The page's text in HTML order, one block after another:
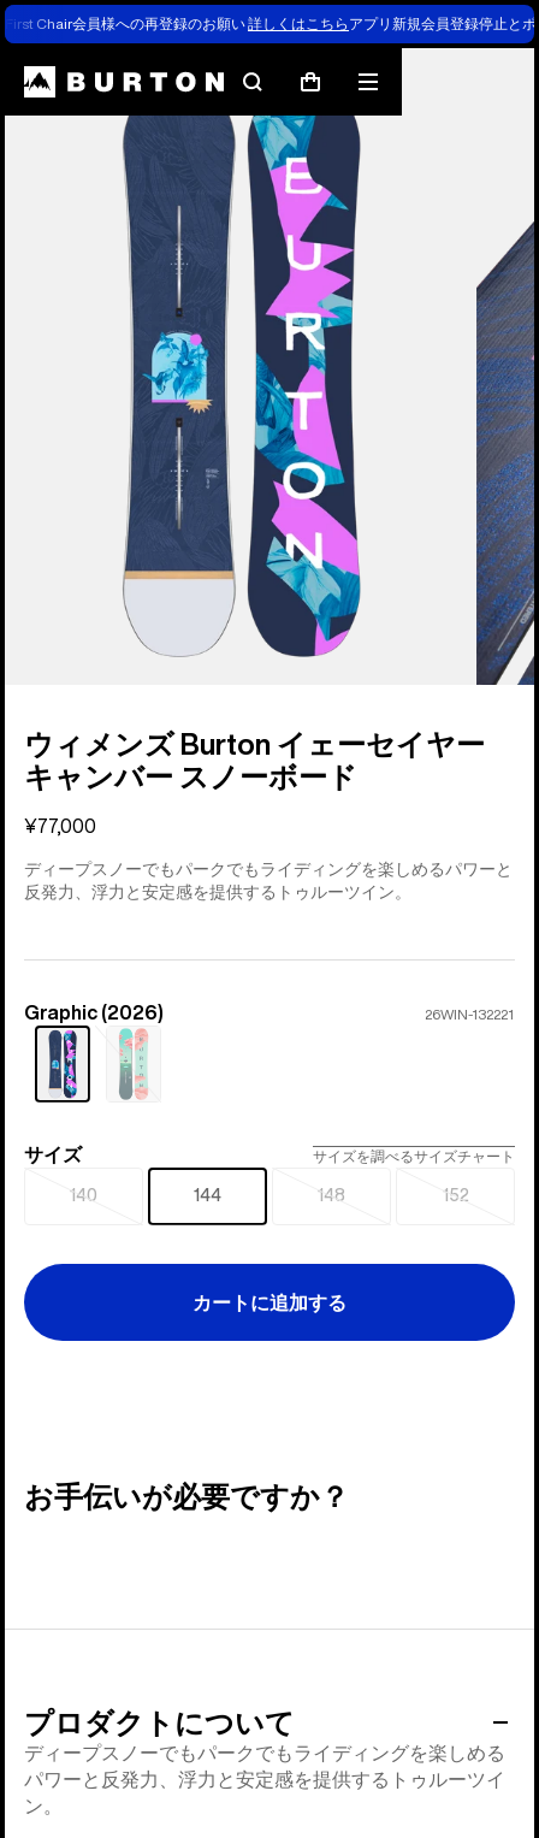
First Chair会員様への再登録のお願い詳しくはこちら アプリ新規会員登録停止と
検
索
カ
ー
メ
ニ
Burtonの専門家による解説
ウィメンズ Burton イェーセイヤー
キャンバー スノーボード
¥77,000
ディープスノーでもパークでもライディングを楽しめるパワーと
反発力、浮力と安定感を提供するトゥルーツイン。
カ
Graphic (2026) 26WIN-132221
売
り
サ
サイズ サイズを調べるサイズチャート
140
売
144 148
売
152
売
カートに追加する
お手伝いが必要ですか？
プロダクトについて
ディープスノーでもパークでもライディングを楽しめる
パワーと反発力、浮力と安定感を提供するトゥルーツイ
ン。